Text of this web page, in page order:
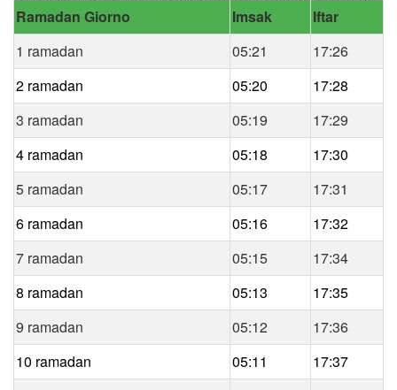
Ramadan Giorno
Imsak
Iftar
1 ramadan
05:21
17:26
2 ramadan
05:20
17:28
3 ramadan
05:19
17:29
4 ramadan
05:18
17:30
5 ramadan
05:17
17:31
6 ramadan
05:16
17:32
7 ramadan
05:15
17:34
8 ramadan
05:13
17:35
9 ramadan
05:12
17:36
10 ramadan
05:11
17:37